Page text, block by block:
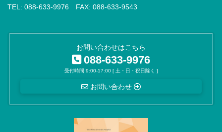
TEL: 088-633-9976 FAX: 088-633-9543
お問い合わせはこちら
088-633-9976
受付時間 9:00-17:00 [ 土・日・祝日除く ]
お問い合わせ